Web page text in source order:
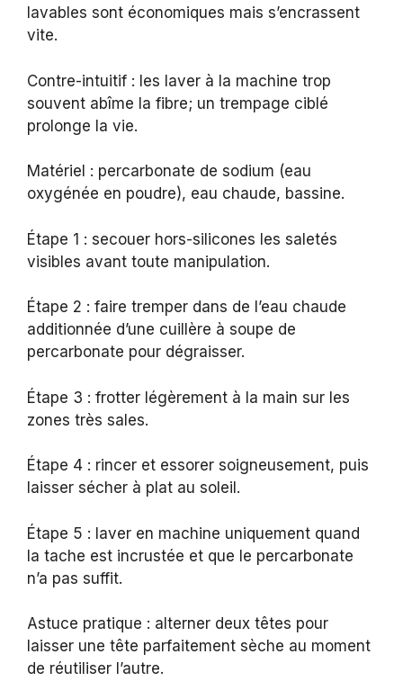
lavables sont économiques mais s’encrassent
vite.
Contre-intuitif : les laver à la machine trop
souvent abîme la fibre; un trempage ciblé
prolonge la vie.
Matériel : percarbonate de sodium (eau
oxygénée en poudre), eau chaude, bassine.
Étape 1 : secouer hors-silicones les saletés
visibles avant toute manipulation.
Étape 2 : faire tremper dans de l’eau chaude
additionnée d’une cuillère à soupe de
percarbonate pour dégraisser.
Étape 3 : frotter légèrement à la main sur les
zones très sales.
Étape 4 : rincer et essorer soigneusement, puis
laisser sécher à plat au soleil.
Étape 5 : laver en machine uniquement quand
la tache est incrustée et que le percarbonate
n’a pas suffit.
Astuce pratique : alterner deux têtes pour
laisser une tête parfaitement sèche au moment
de réutiliser l’autre.